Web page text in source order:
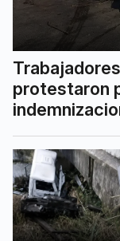
protestaron